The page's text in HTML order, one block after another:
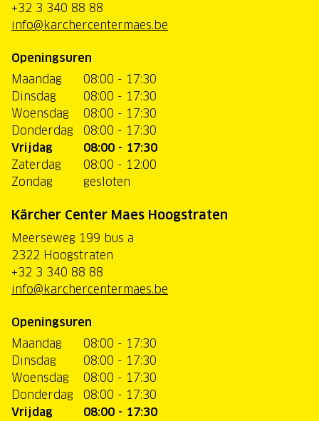
+32 3 340 88 88
info@karchercentermaes.be
Openingsuren
Maandag
08:00 - 17:30
Dinsdag
08:00 - 17:30
Woensdag
08:00 - 17:30
Donderdag
08:00 - 17:30
Vrijdag
08:00 - 17:30
Zaterdag
08:00 - 12:00
Zondag
gesloten
Kärcher Center Maes Hoogstraten
Meerseweg 199 bus a
2322 Hoogstraten
+32 3 340 88 88
info@karchercentermaes.be
Openingsuren
Maandag
08:00 - 17:30
Dinsdag
08:00 - 17:30
Woensdag
08:00 - 17:30
Donderdag
08:00 - 17:30
Vrijdag
08:00 - 17:30